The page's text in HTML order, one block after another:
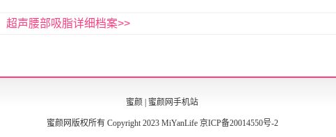
超声腰部吸脂详细档案>>
蜜颜 蜜颜网手机站
蜜颜网版权所有 Copyright 2023 MiYanLife 京ICP备20014550号-2